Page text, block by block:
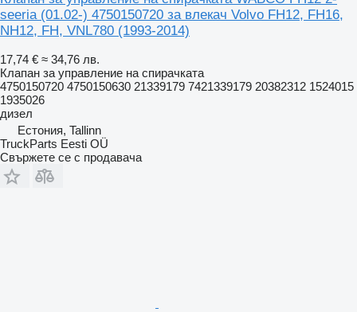
seeria (01.02-) 4750150720 за влекач Volvo FH12, FH16,
NH12, FH, VNL780 (1993-2014)
17,74 € ≈ 34,76 лв.
Клапан за управление на спирачката
4750150720 4750150630 21339179 7421339179 20382312 1524015
1935026
дизел
Естония, Tallinn
TruckParts Eesti OÜ
Свържете се с продавача